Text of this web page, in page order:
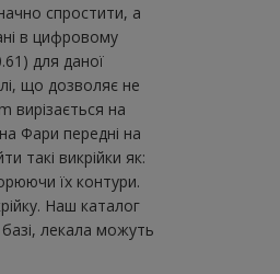
спростити, а
в цифровому
для даної
що дозволяє не
вирізається на
Фари передні на
такі викрійки як:
їх контури.
Наш каталог
лекала можуть